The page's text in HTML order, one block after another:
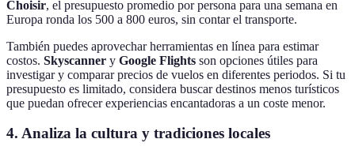
Choisir, el presupuesto promedio por persona para una semana en
Europa ronda los 500 a 800 euros, sin contar el transporte.
También puedes aprovechar herramientas en línea para estimar
costos. Skyscanner y Google Flights son opciones útiles para
investigar y comparar precios de vuelos en diferentes periodos. Si tu
presupuesto es limitado, considera buscar destinos menos turísticos
que puedan ofrecer experiencias encantadoras a un coste menor.
4. Analiza la cultura y tradiciones locales